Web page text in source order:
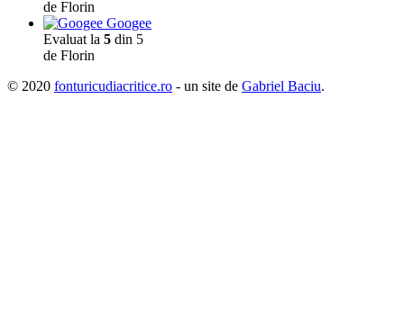
de Florin
Googee
Evaluat la 5 din 5
de Florin
© 2020 fonturicudiacritice.ro - un site de Gabriel Baciu.